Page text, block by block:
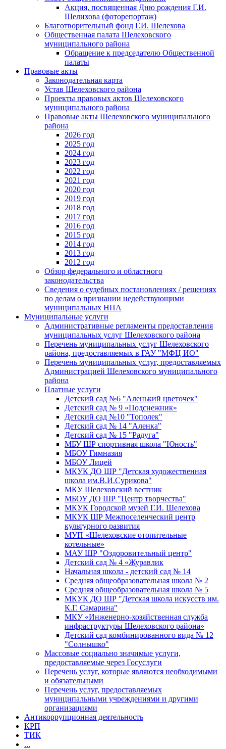
Акция, посвященная Дню рождения Г.И.
Шелихова (фоторепортаж)
Благотворительный фонд Г.И. Шелехова
Общественная палата Шелеховского
муниципального района
Обращение к председателю Общественной
палаты
Правовые акты
Законодательная карта
Устав Шелеховского района
Проекты правовых актов Шелеховского
муниципального района
Правовые акты Шелеховского муниципального
района
2026 год
2025 год
2024 год
2023 год
2022 год
2021 год
2020 год
2019 год
2018 год
2017 год
2016 год
2015 год
2014 год
2013 год
2012 год
Обзор федерального и областного
законодательства
Сведения о судебных постановлениях / решениях
по делам о признании недействующими
муниципальных НПА
Муниципальные услуги
Административные регламенты предоставления
муниципальных услуг Шелеховского района
Перечень муниципальных услуг Шелеховского
района, предоставляемых в ГАУ "МФЦ ИО"
Перечень муниципальных услуг, предоставляемых
Администрацией Шелеховского муниципального
района
Платные услуги
Детский сад №6 "Аленький цветочек"
Детский сад № 9 «Подснежник»
Детский сад №10 "Тополек"
Детский сад № 14 "Аленка"
Детский сад № 15 "Радуга"
МБУ ШР спортивная школа "Юность"
МБОУ Гимназия
МБОУ Лицей
МКУК ДО ШР "Детская художественная
школа им.В.И.Сурикова"
МКУ Шелеховский вестник
МБОУ ДО ШР "Центр творчества"
МКУК Городской музей Г.И. Шелехова
МКУК ШР Межпоселенческий центр
культурного развития
МУП «Шелеховские отопительные
котельные»
МАУ ШР "Оздоровительный центр"
Детский сад № 4 «Журавлик
Начальная школа - детский сад № 14
Средняя общеобразовательная школа № 2
Средняя общеобразовательная школа № 5
МКУК ДО ШР "Детская школа искусств им.
К.Г. Самарина"
МКУ «Инженерно-хозяйственная служба
инфраструктуры Шелеховского района»
Детский сад комбинированного вида № 12
"Солнышко"
Массовые социально значимые услуги,
предоставляемые через Госуслуги
Перечень услуг, которые являются необходимыми
и обязательными
Перечень услуг, предоставляемых
муниципальными учреждениями и другими
организациями
Антикоррупционная деятельность
КРП
ТИК
...